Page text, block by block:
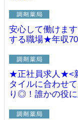
安心して働けま
する職場★年収
★正社員求人★<
タイルに合わせ
り◎！誰かの役